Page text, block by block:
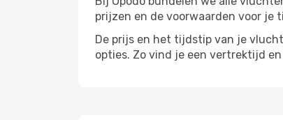
prijzen en de voorwaarden voor je
De prijs en het tijdstip van je
opties. Zo vind je een vertrektijd